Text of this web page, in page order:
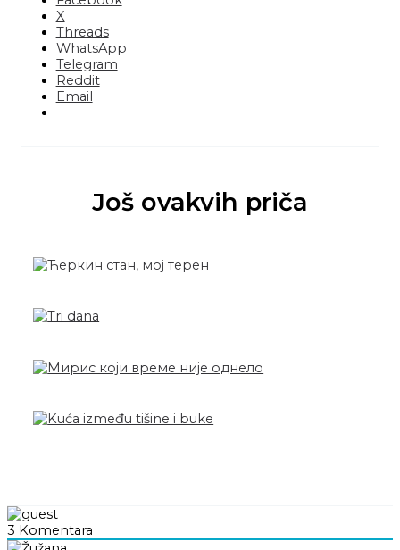
X
Threads
WhatsApp
Telegram
Reddit
Email
Još ovakvih priča
3 Komentara